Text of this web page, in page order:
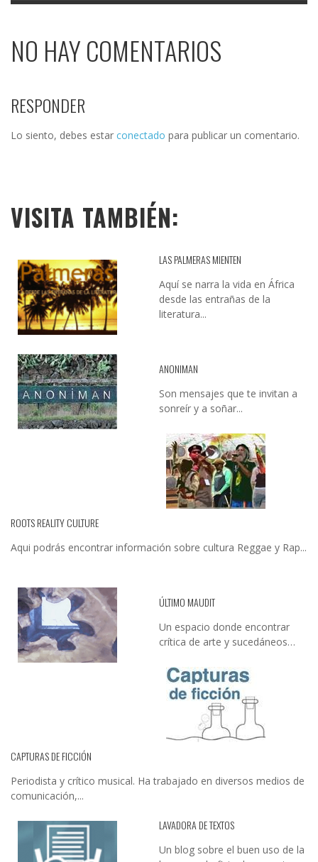
NO HAY COMENTARIOS
RESPONDER
Lo siento, debes estar conectado para publicar un comentario.
VISITA TAMBIÉN:
LAS PALMERAS MIENTEN
Aquí se narra la vida en África
desde las entrañas de la
literatura...
ANONIMAN
Son mensajes que te invitan a
sonreír y a soñar...
ROOTS REALITY CULTURE
Aqui podrás encontrar información sobre cultura Reggae y Rap...
ÚLTIMO MAUDIT
Un espacio donde encontrar
crítica de arte y sucedáneos…
CAPTURAS DE FICCIÓN
Periodista y crítico musical. Ha trabajado en diversos medios de
comunicación,...
LAVADORA DE TEXTOS
Un blog sobre el buen uso de la